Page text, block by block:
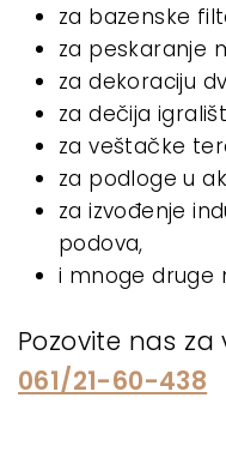
za bazenske
za peskaranje
za dekoraciju
za dečija
za veštačke
za podloge u
za izvođenje
podova,
i mnoge druge
Pozovite nas
061/21-60-438